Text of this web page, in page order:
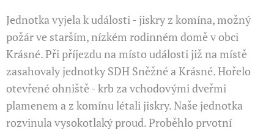
Jednotka vyjela k události - jiskry z komína, možný
požár ve starším, nízkém rodinném domě v obci
Krásné. Při příjezdu na místo události již na místě
zasahovaly jednotky SDH Sněžné a Krásné. Hořelo
otevřené ohniště - krb za vchodovými dveřmi
plamenem a z komínu létali jiskry. Naše jednotka
rozvinula vysokotlaký proud. Proběhlo prvotní